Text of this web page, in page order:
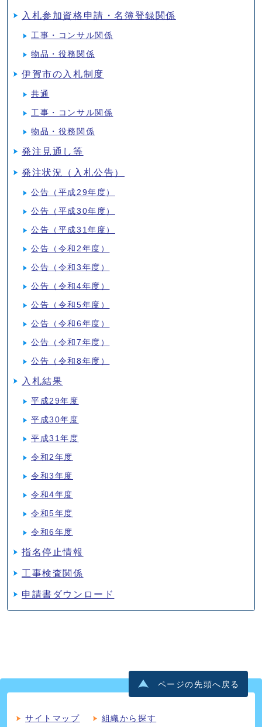
入札参加資格申請・名簿登録関係
工事・コンサル関係
物品・役務関係
伊賀市の入札制度
共通
工事・コンサル関係
物品・役務関係
発注見通し等
発注状況（入札公告）
公告（平成29年度）
公告（平成30年度）
公告（平成31年度）
公告（令和2年度）
公告（令和3年度）
公告（令和4年度）
公告（令和5年度）
公告（令和6年度）
公告（令和7年度）
公告（令和8年度）
入札結果
平成29年度
平成30年度
平成31年度
令和2年度
令和3年度
令和4年度
令和5年度
令和6年度
指名停止情報
工事検査関係
申請書ダウンロード
ページの先頭へ戻る
サイトマップ 組織から探す